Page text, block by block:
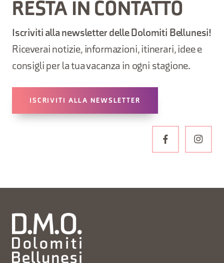
RESTA IN CONTATTO
Iscriviti alla newsletter delle Dolomiti Bellunesi!
Riceverai notizie, informazioni, itinerari, idee e
consigli per la tua vacanza in ogni stagione.
ISCRIVITI ALLA NEWSLETTER